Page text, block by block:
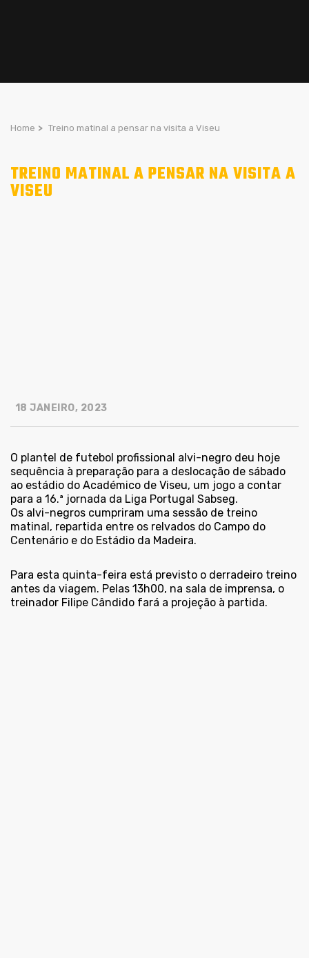
Home > Treino matinal a pensar na visita a Viseu
TREINO MATINAL A PENSAR NA VISITA A
VISEU
18 JANEIRO, 2023
O plantel de futebol profissional alvi-negro deu hoje
sequência à preparação para a deslocação de sábado
ao estádio do Académico de Viseu, um jogo a contar
para a 16.ª jornada da Liga Portugal Sabseg.
Os alvi-negros cumpriram uma sessão de treino
matinal, repartida entre os relvados do Campo do
Centenário e do Estádio da Madeira.
Para esta quinta-feira está previsto o derradeiro treino
antes da viagem. Pelas 13h00, na sala de imprensa, o
treinador Filipe Cândido fará a projeção à partida.